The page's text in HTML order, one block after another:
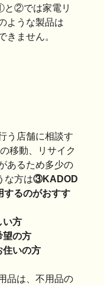
と②では家電リ
ような製品は
きません。
う店舗に相談す
移動、リサイク
あるため多少の
な方は③KADOD
するのがおすす
い方
望の方
住いの方
品は、不用品の